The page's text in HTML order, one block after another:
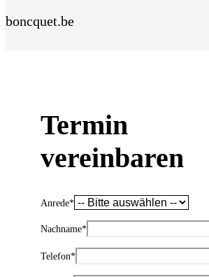
boncquet.be
Termin
vereinbaren
Anrede*
Nachname*
Telefon*